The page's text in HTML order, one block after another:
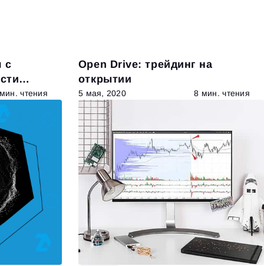
с
чтения
Open Drive: трейдинг на
открытии
5 мая, 2020 8 мин. чтения